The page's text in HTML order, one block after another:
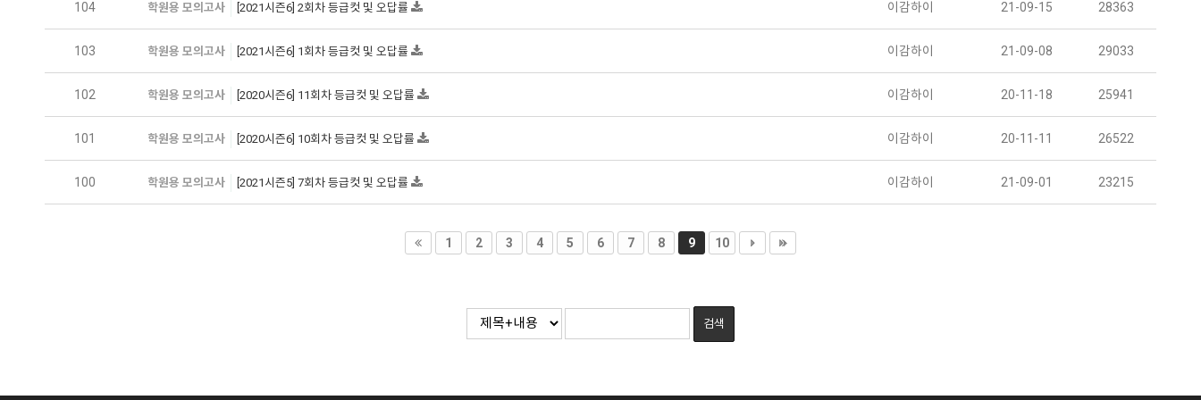
104 학원용 모의고사 [2021시즌6] 2회차 등급컷 및 오답률 이감하이 21-09-15 28363
103 학원용 모의고사 [2021시즌6] 1회차 등급컷 및 오답률 이감하이 21-09-08 29033
102 학원용 모의고사 [2020시즌6] 11회차 등급컷 및 오답률 이감하이 20-11-18 25941
101 학원용 모의고사 [2020시즌6] 10회차 등급컷 및 오답률 이감하이 20-11-11 26522
100 학원용 모의고사 [2021시즌5] 7회차 등급컷 및 오답률 이감하이 21-09-01 23215
1 2 3 4 5 6 7 8 9 10